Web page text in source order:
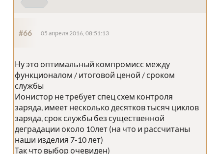
#66 05 апреля 2016, 08:51:13
Ну это оптимальный компромисс между
функционалом / итоговой ценой / сроком
службы
Ионистор не требует спец схем контроля
заряда, имеет несколько десятков тысяч циклов
заряда, срок службы без существенной
деградации около 10лет (на что и рассчитаны
наши изделия 7-10 лет)
Так что выбор очевиден)